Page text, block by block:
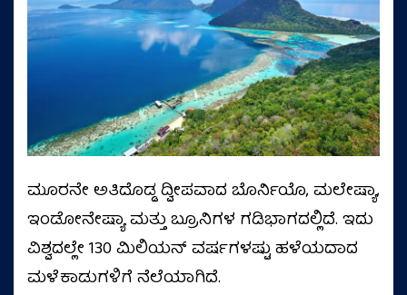
ಮೂರನೇ ಅತಿದೊಡ್ಡ ದ್ವೀಪವಾದ ಬೊರ್ನಿಯೊ, ಮಲೇಷ್ಯಾ,
ಇಂಡೋನೇಷ್ಯಾ ಮತ್ತು ಬ್ರೂನಿಗಳ ಗಡಿಭಾಗದಲ್ಲಿದೆ. ಇದು
ವಿಶ್ವದಲ್ಲೇ 130 ಮಿಲಿಯನ್ ವರ್ಷಗಳಷ್ಟು ಹಳೆಯದಾದ
ಮಳೆಕಾಡುಗಳಿಗೆ ನೆಲೆಯಾಗಿದೆ.